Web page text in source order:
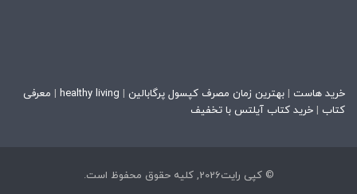
خرید هاست | بهترین زمان مصرف کپسول پرگابالین |
healthy living
| معرفی
کتاب | خرید کتاب آیلتس با تخفیف
© کپی رایت2026, کلیه حقوق محفوظ است.